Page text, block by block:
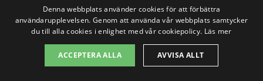
För att säkerställa att du får det bästa
möjliga priset på trädgårdsskötsel i Horla
är det en bra idé att jämföra flera olika
erbjudanden från lokala företag. Genom
Denna webbplats använder cookies för att förbättra
användarupplevelsen. Genom att använda vår webbplats samtycker
du till alla cookies i enlighet med vår cookiepolicy. Läs mer
ACCEPTERA ALLA AVVISA ALLT